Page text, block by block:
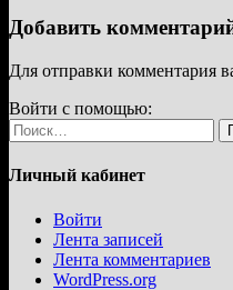
Добавить
Для отправки комментария
Войти с помощью:
Найти:
Личный кабинет
Войти
Лента записей
Лента комментариев
WordPress.org